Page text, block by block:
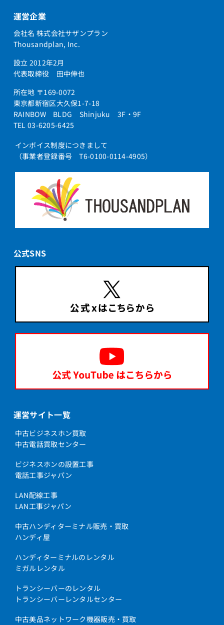
運営企業
会社名 株式会社サザンプラン
Thousandplan, Inc.
設立 2012年2月
代表取締役 田中伸也
所在地 〒169-0072
東京都新宿区大久保1-7-18
RAINBOW BLDG Shinjuku 3F・9F
TEL 03-6205-6425
インボイス制度につきまして
（事業者登録番号 T6-0100-0114-4905）
公式SNS
運営サイト一覧
中古ビジネスホン買取
中古電話買取センター
ビジネスホンの設置工事
電話工事ジャパン
LAN配線工事
LAN工事ジャパン
中古ハンディターミナル販売・買取
ハンディ屋
ハンディターミナルのレンタル
ミガルレンタル
トランシーバーのレンタル
トランシーバーレンタルセンター
中古美品ネットワーク機器販売・買取